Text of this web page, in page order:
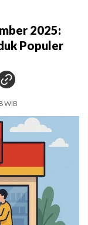
2025:
Populer
WIB